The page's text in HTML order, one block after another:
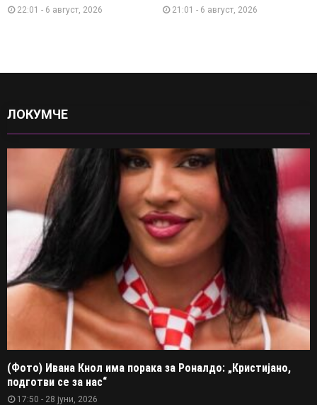
22:01 - 6 август, 2026 21:01 - 6 август, 2026
ЛОКУМЧЕ
(Фото) Ивана Кнол има порака за Роналдо: „Кристијано,
подготви се за нас“
17:50 - 28 јуни, 2026